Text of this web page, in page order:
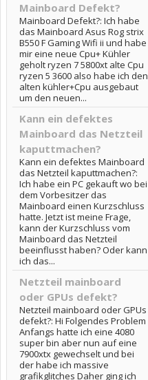
Mainboard Defekt?
Mainboard Defekt?: Ich habe
das Mainboard Asus Rog strix
B550 F Gaming Wifi ii und habe
mir eine neue Cpu+ Kühler
geholt ryzen 7 5800xt alte Cpu
ryzen 5 3600 also habe ich den
alten kühler+Cpu ausgebaut
um den neuen...
Kann ein defektes
Mainboard das Netzteil
kaputtmachen?
Kann ein defektes Mainboard
das Netzteil kaputtmachen?:
Ich habe ein PC gekauft wo bei
dem Vorbesitzer das
Mainboard einen Kurzschluss
hatte. Jetzt ist meine Frage,
kann der Kurzschluss vom
Mainboard das Netzteil
beeinflusst haben? Oder kann
ich das...
Netzteil mainboard
oder GPUs defekt?
Netzteil mainboard oder GPUs
defekt?: Hi Folgendes Problem
Anfangs hatte ich eine 4080
super bin aber nun auf eine
7900xtx gewechselt und bei
der habe ich massive
grafikglitches Daher ging ich